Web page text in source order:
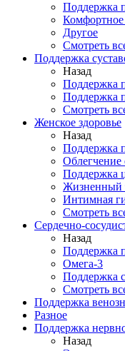
Поддержка
Другое
Смотреть
Поддержка
Назад
Поддержка
Поддержка
Смотреть
Женское здоровье
Назад
Поддержка
Поддержка
Жизненный
Интимная
Смотреть
Сердечно-
Назад
Поддержка
Омега-3
Поддержка
Смотреть
Поддержка
Разное
Поддержка
Назад